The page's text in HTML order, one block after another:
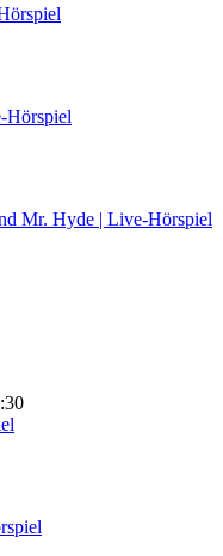
Hörspiel
Mr. Hyde | Live-Hörspiel